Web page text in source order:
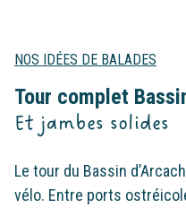
NOS IDÉES DE BALADES
Tour complet
Et jambes solides
Le tour du Bassin
vélo. Entre ports